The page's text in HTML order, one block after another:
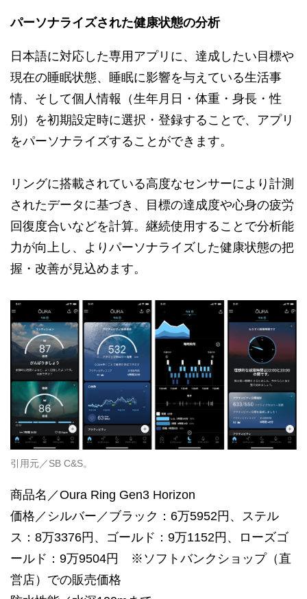
パーソナライズされた健康状態の分析
日本語に対応した専用アプリに、達成したい目標や
現在の睡眠状態、睡眠に影響を与えている生活事
情、そして個人情報（生年月日・体重・身長・性
別）を初期設定時に選択・登録することで、アプリ
をパーソナライズすることができます。
リングに搭載されている高度なセンサーにより計測
されたデータに基づき、目標の達成度や心身の疲労
回復度合いなどを計算。継続使用することで分析能
力が向上し、よりパーソナライズした健康状態の把
握・改善が見込めます。
引用元／SB C&S。
商品名／Oura Ring Gen3 Horizon
価格／シルバー／ブラック：6万5952円、ステル
ス：8万3376円、ゴールド：9万1152円、ローズゴ
ールド：9万9504円 ※ソフトバンクショップ（直
営店）での販売価格